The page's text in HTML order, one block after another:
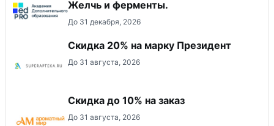
Желчь и ферменты.
До 31 декабря, 2026
Скидка 20% на марку Президент
До 31 августа, 2026
Скидка до 10% на заказ
До 31 августа, 2026